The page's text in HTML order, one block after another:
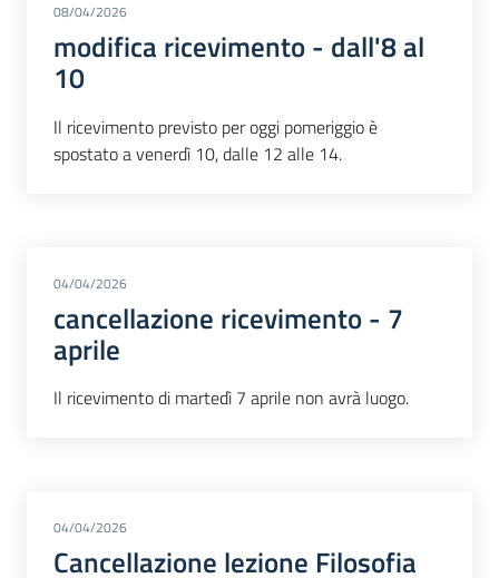
08/04/2026
modifica ricevimento - dall'8 al
10
Il ricevimento previsto per oggi pomeriggio è
spostato a venerdì 10, dalle 12 alle 14.
04/04/2026
cancellazione ricevimento - 7
aprile
Il ricevimento di martedì 7 aprile non avrà luogo.
04/04/2026
Cancellazione lezione Filosofia